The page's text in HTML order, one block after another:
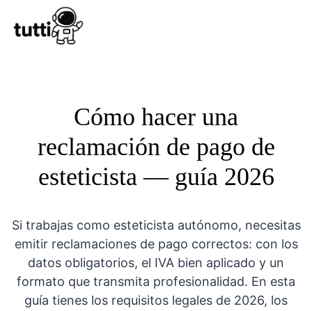
Cómo hacer una
reclamación de pago de
esteticista — guía 2026
Si trabajas como esteticista autónomo, necesitas
emitir reclamaciones de pago correctos: con los
datos obligatorios, el IVA bien aplicado y un
formato que transmita profesionalidad. En esta
guía tienes los requisitos legales de 2026, los